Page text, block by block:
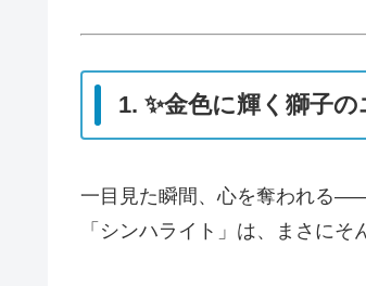
1. ✨金色に輝く獅子
一目見た瞬間、心を奪われる
「シンハライト」は、まさにそ